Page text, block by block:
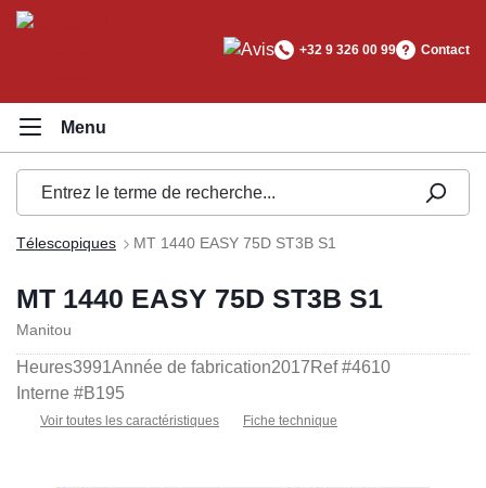
principal
+32 9 326 00 99 Contact
Télescopiques MT 1440 EASY 75D ST3B S1
MT 1440 EASY 75D ST3B S1
Manitou
Heures3991Année de fabrication2017Ref #4610
Interne #B195
Voir toutes les caractéristiques Fiche technique